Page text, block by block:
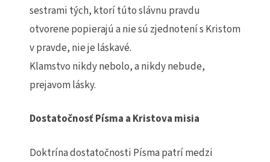
sestrami tých, ktorí túto slávnu pravdu
otvorene popierajú a nie sú zjednotení s Kristom
v pravde, nie je láskavé.
Klamstvo nikdy nebolo, a nikdy nebude,
prejavom lásky.
Dostatočnosť Písma a Kristova misia
Doktrína dostatočnosti Písma patrí medzi